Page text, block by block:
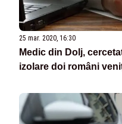
25 mar. 2020, 16:30
Medic din Dolj,
izolare doi români